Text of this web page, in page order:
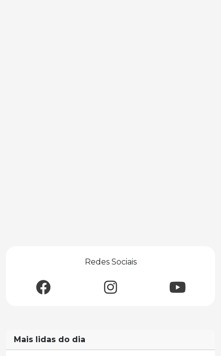
Redes Sociais
Mais lidas do dia